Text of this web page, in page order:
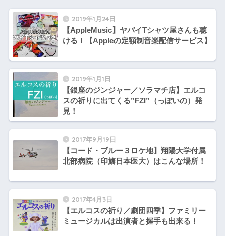
2019年1月24日
【AppleMusic】ヤバイTシャツ屋さんも聴
ける！【Appleの定額制音楽配信サービス】
2019年1月1日
【銀座のジンジャー／ソラマチ店】エルコ
スの祈りに出てくる”FZI”（っぽいの）発
見！
2017年9月19日
【コード・ブルー３ロケ地】翔陽大学付属
北部病院（印旛日本医大）はこんな場所！
2017年4月3日
【エルコスの祈り／劇団四季】ファミリー
ミュージカルは出演者と握手も出来る！